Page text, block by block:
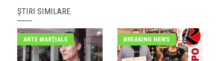
ȘTIRI SIMILARE
ARTE MARŢIALE BREAKING NEWS